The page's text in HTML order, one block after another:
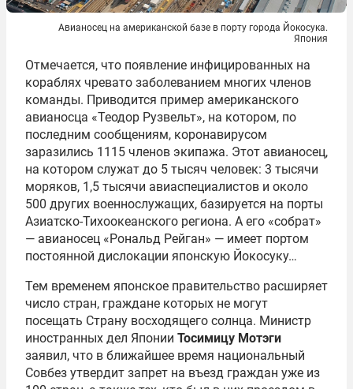
Авианосец на американской базе в порту города Йокосука.
Япония
Отмечается, что появление инфицированных на
кораблях чревато заболеванием многих членов
команды. Приводится пример американского
авианосца «Теодор Рузвельт», на котором, по
последним сообщениям, коронавирусом
заразились 1115 членов экипажа. Этот авианосец,
на котором служат до 5 тысяч человек: 3 тысячи
моряков, 1,5 тысячи авиаспециалистов и около
500 других военнослужащих, базируется на порты
Азиатско-Тихоокеанского региона. А его «собрат»
— авианосец «Рональд Рейган» — имеет портом
постоянной дислокации японскую Йокосуку…
Тем временем японское правительство расширяет
число стран, граждане которых не могут
посещать Страну восходящего солнца. Министр
иностранных дел Японии Тосимицу Мотэги
заявил, что в ближайшее время национальный
Совбез утвердит запрет на въезд граждан уже из